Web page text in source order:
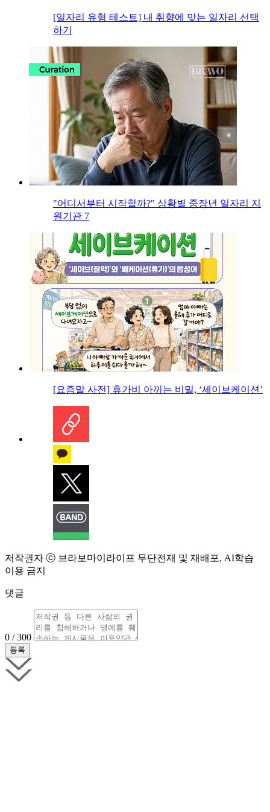
[일자리 유형 테스트] 내 취향에 맞는 일자리 선택
하기
"어디서부터 시작할까?" 상황별 중장년 일자리 지
원기관 7
[요즘말 사전] 휴가비 아끼는 비밀, ‘세이브케이션’
저작권자 ⓒ 브라보마이라이프 무단전재 및 재배포, AI학습
이용 금지
댓글
0 / 300